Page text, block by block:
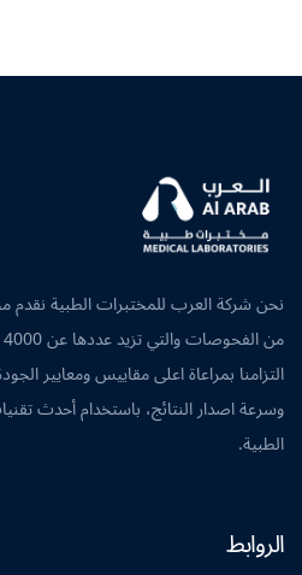
نحن شركة العرب للمختبرات الطبية نقدم
التزامنا بمراعاة اعلى مقاييس ومعايير
وسرعة اصدار النتائج، باستخدام أحدث
الطبية.
الروابط